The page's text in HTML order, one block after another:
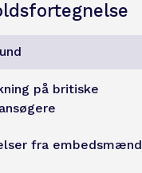
på britiske
fra embedsmænd